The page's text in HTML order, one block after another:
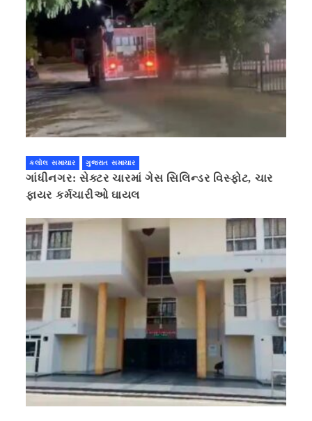
કલોલ સમાચાર ગુજરાત સમાચાર
ગાંધીનગર: સેક્ટર ચારમાં ગેસ સિલિન્ડર વિસ્ફોટ, ચાર
ફાયર કર્મચારીઓ ઘાયલ